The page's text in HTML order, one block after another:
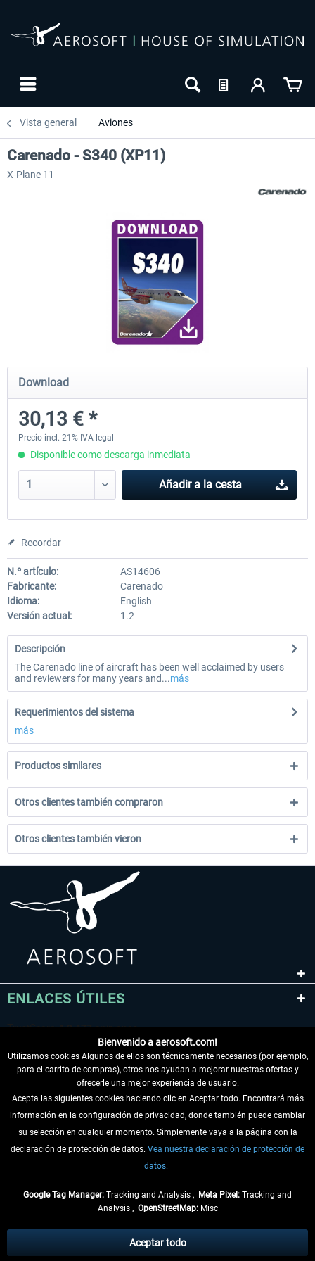
Vista general Aviones
Diamond DA-62
38,59 € *
Cessna 208 Grand Caravan
Carenado - S340 (XP11)
X-Plane 11
Download
30,13 € *
Precio incl. 21% IVA legal
Disponible como descarga inmediata
Añadir a la cesta
Recordar
N.º artículo:
AS14606
Fabricante:
Carenado
Idioma:
English
Versión actual:
1.2
Descripción
The Carenado line of aircraft has been well acclaimed by users
and reviewers for many years and...más
Requerimientos del sistema
más
Productos similares
Otros clientes también compraron
Otros clientes también vieron
ENLACES ÚTILES
DESISTIR DEL CONTRATO
INFORMACIÓN
tasas de recepción si no se describe lo contrario
** De aplicación a envíos dentro de Alemania. Los plazos de envío para los
Bienvenido a aerosoft.com!
Utilizamos cookies Algunos de ellos son técnicamente necesarios (por ejemplo,
para el carrito de compras), otros nos ayudan a mejorar nuestras ofertas y
ofrecerle una mejor experiencia de usuario.
Acepta las siguientes cookies haciendo clic en Aceptar todo. Encontrará más
información en la configuración de privacidad, donde también puede cambiar
su selección en cualquier momento. Simplemente vaya a la página con la
declaración de protección de datos. Vea nuestra declaración de protección de
datos.
Google Tag Manager: Tracking and Analysis , Meta Pixel: Tracking and
Analysis , OpenStreetMap:Misc
Aceptar todo